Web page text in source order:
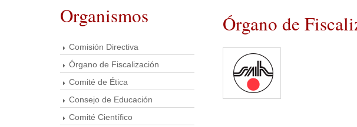
Organismos
Comisión Directiva
Órgano de Fiscalización
Comité de Ética
Consejo de Educación
Comité Científico
Órgano de